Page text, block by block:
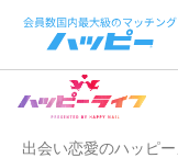
出会い恋愛のハッピ